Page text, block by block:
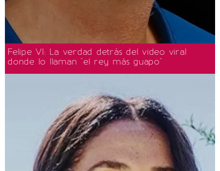
Felipe VI: La verdad detrás del video viral
donde lo llaman "el rey más guapo"